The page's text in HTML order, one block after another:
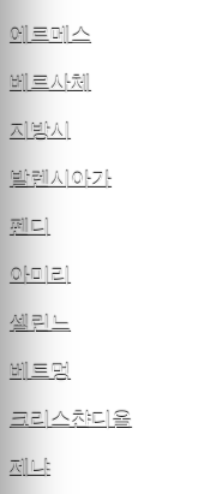
에르메스
베르사체
지방시
발렌시아가
펜디
아미리
셀린느
베트멍
크리스챤디올
제냐